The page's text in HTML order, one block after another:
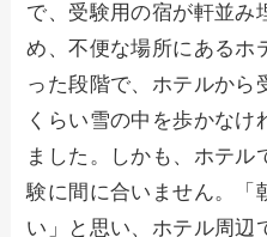
で、受験用の宿が軒並み
め、不便な場所にあるホ
った段階で、ホテルから
くらい雪の中を歩かなけ
ました。しかも、ホテル
験に間に合いません。「
い」と思い、ホテル周辺